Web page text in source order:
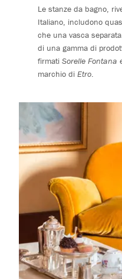
Le stanze da bagno,
Italiano, includono
che una vasca
di una gamma di
firmati Sorelle Fontana
marchio di Etro